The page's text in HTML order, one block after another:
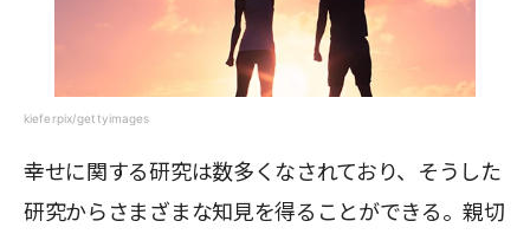
kieferpix/gettyimages
幸せに関する研究は数多くなされており、そうした
研究からさまざまな知見を得ることができる。親切